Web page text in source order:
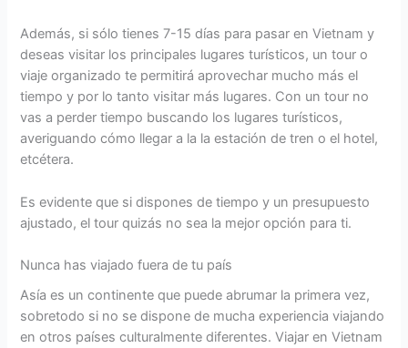
Además, si sólo tienes 7-15 días para pasar en Vietnam y
deseas visitar los principales lugares turísticos, un tour o
viaje organizado te permitirá aprovechar mucho más el
tiempo y por lo tanto visitar más lugares. Con un tour no
vas a perder tiempo buscando los lugares turísticos,
averiguando cómo llegar a la la estación de tren o el hotel,
etcétera.
Es evidente que si dispones de tiempo y un presupuesto
ajustado, el tour quizás no sea la mejor opción para ti.
Nunca has viajado fuera de tu país
Asía es un continente que puede abrumar la primera vez,
sobretodo si no se dispone de mucha experiencia viajando
en otros países culturalmente diferentes. Viajar en Vietnam